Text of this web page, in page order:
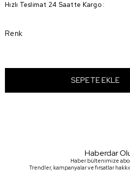
Hızlı Teslimat 24 Saatte Kargo :
Renk
Haberdar
Haber bültenimize
Trendler, kampanyalar ve fırsatlar